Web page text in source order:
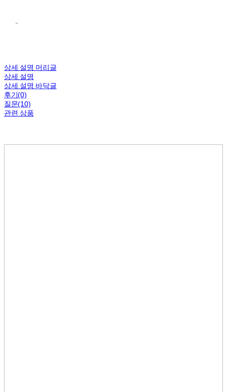
-
상세 설명 머리글
상세 설명
상세 설명 바닥글
후기(0)
질문(10)
관련 상품